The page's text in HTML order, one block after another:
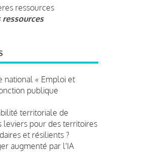
ressources
ressources
national « Emploi et
publique
territoriale de
leviers pour des territoires
et résilients ?
augmenté par l'IA